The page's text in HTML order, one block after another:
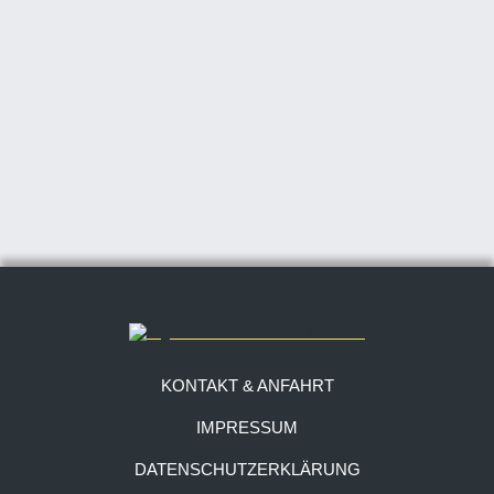
KONTAKT & ANFAHRT
IMPRESSUM
DATENSCHUTZERKLÄRUNG